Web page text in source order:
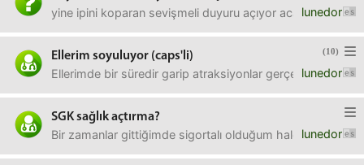
lunedor
yine ipini koparan sevişmeli duyuru açıyor acaba
(10)
Ellerim soyuluyor (caps'li)
lunedor
Ellerimde bir süredir garip atraksiyonlar gerçekleşmekte,
SGK sağlık açtırma?
lunedor
Bir zamanlar gittiğimde sigortalı olduğum halde